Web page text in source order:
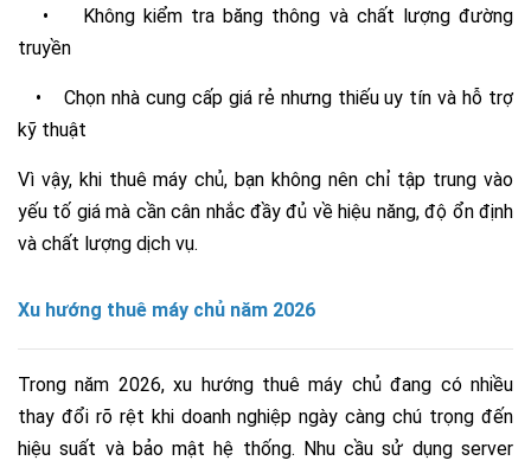
• Không kiểm tra băng thông và chất lượng đường
truyền
•Chọn nhà cung cấp giá rẻ nhưng thiếu uy tín và hỗ trợ
kỹ thuật
Vì vậy, khi thuê máy chủ, bạn không nên chỉ tập trung vào
yếu tố giá mà cần cân nhắc đầy đủ về hiệu năng, độ ổn định
và chất lượng dịch vụ.
Xu hướng thuê máy chủ năm 2026
Trong năm 2026, xu hướng thuê máy chủ đang có nhiều
thay đổi rõ rệt khi doanh nghiệp ngày càng chú trọng đến
hiệu suất và bảo mật hệ thống. Nhu cầu sử dụng server